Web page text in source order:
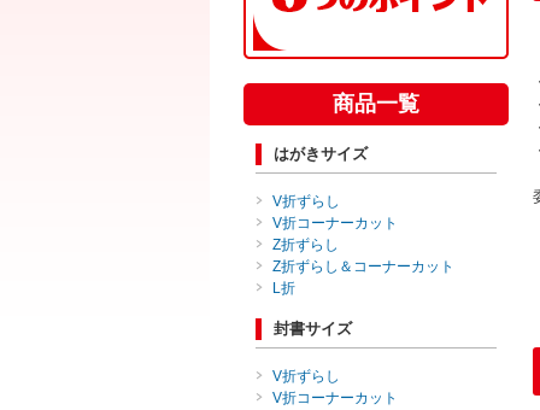
商品一覧
はがきサイズ
V折ずらし
V折コーナーカット
Z折ずらし
Z折ずらし＆コーナーカット
L折
封書サイズ
V折ずらし
V折コーナーカット